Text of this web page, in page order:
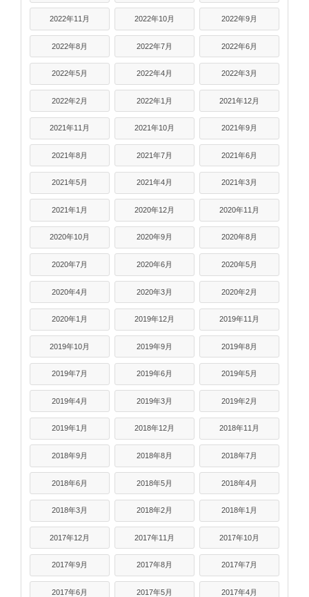
2022年11月 2022年10月 2022年9月
2022年8月 2022年7月 2022年6月
2022年5月 2022年4月 2022年3月
2022年2月 2022年1月 2021年12月
2021年11月 2021年10月 2021年9月
2021年8月 2021年7月 2021年6月
2021年5月 2021年4月 2021年3月
2021年1月 2020年12月 2020年11月
2020年10月 2020年9月 2020年8月
2020年7月 2020年6月 2020年5月
2020年4月 2020年3月 2020年2月
2020年1月 2019年12月 2019年11月
2019年10月 2019年9月 2019年8月
2019年7月 2019年6月 2019年5月
2019年4月 2019年3月 2019年2月
2019年1月 2018年12月 2018年11月
2018年9月 2018年8月 2018年7月
2018年6月 2018年5月 2018年4月
2018年3月 2018年2月 2018年1月
2017年12月 2017年11月 2017年10月
2017年9月 2017年8月 2017年7月
2017年6月 2017年5月 2017年4月